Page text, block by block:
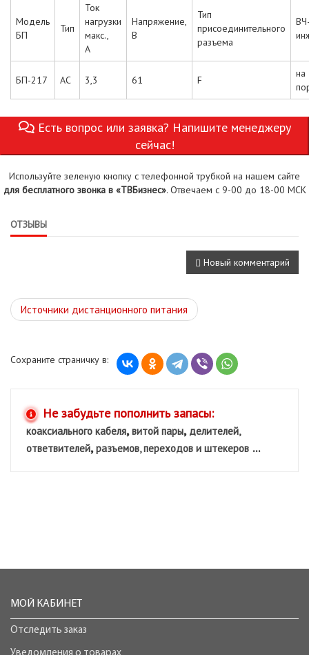
Модель
БП
Тип
Ток
нагрузки
макс.,
А
Напряжение,
В
Тип
присоединительного
разъема
БП-217 AC 3,3 61 F
Есть вопрос или заявка? Напишите менеджеру
сейчас!
Используйте зеленую кнопку с телефонной трубкой на нашем сайте
для бесплатного звонка в «ТВБизнес». Отвечаем с 9-00 до 18-00 МСК
ОТЗЫВЫ
Новый комментарий
Источники дистанционного питания
Сохраните страничку в:
Не забудьте пополнить запасы:
коаксиального кабеля,витой пары, делителей,
ответвителей,разъемов, переходов и штекеров ...
МОЙ КАБИНЕТ
Отследить заказ